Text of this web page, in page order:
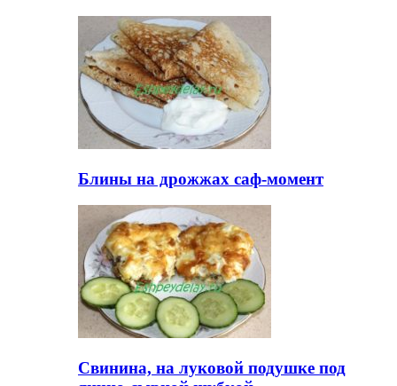
Блины на дрожжах саф-момент
Свинина, на луковой подушке под